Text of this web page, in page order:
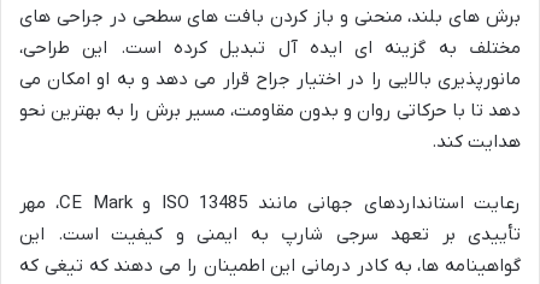
برش های بلند، منحنی و باز کردن بافت های سطحی در جراحی های
مختلف به گزینه ای ایده آل تبدیل کرده است. این طراحی،
مانورپذیری بالایی را در اختیار جراح قرار می دهد و به او امکان می
دهد تا با حرکاتی روان و بدون مقاومت، مسیر برش را به بهترین نحو
هدایت کند.
رعایت استانداردهای جهانی مانند ISO 13485 و CE Mark، مهر
تأییدی بر تعهد سرجی شارپ به ایمنی و کیفیت است. این
گواهینامه ها، به کادر درمانی این اطمینان را می دهند که تیغی که